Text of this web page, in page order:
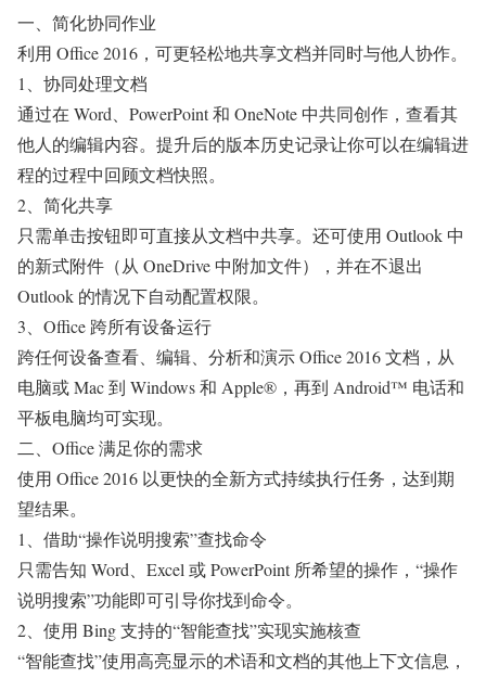
一、简化协同作业
利用 Office 2016，可更轻松地共享文档并同时与他人协作。
1、协同处理文档
通过在 Word、PowerPoint 和 OneNote 中共同创作，查看其
他人的编辑内容。提升后的版本历史记录让你可以在编辑进
程的过程中回顾文档快照。
2、简化共享
只需单击按钮即可直接从文档中共享。还可使用 Outlook 中
的新式附件（从 OneDrive 中附加文件），并在不退出
Outlook 的情况下自动配置权限。
3、Office 跨所有设备运行
跨任何设备查看、编辑、分析和演示 Office 2016 文档，从
电脑或 Mac 到 Windows 和 Apple®，再到 Android™ 电话和
平板电脑均可实现。
二、Office 满足你的需求
使用 Office 2016 以更快的全新方式持续执行任务，达到期
望结果。
1、借助“操作说明搜索”查找命令
只需告知 Word、Excel 或 PowerPoint 所希望的操作，“操作
说明搜索”功能即可引导你找到命令。
2、使用 Bing 支持的“智能查找”实现实施核查
“智能查找”使用高亮显示的术语和文档的其他上下文信息，